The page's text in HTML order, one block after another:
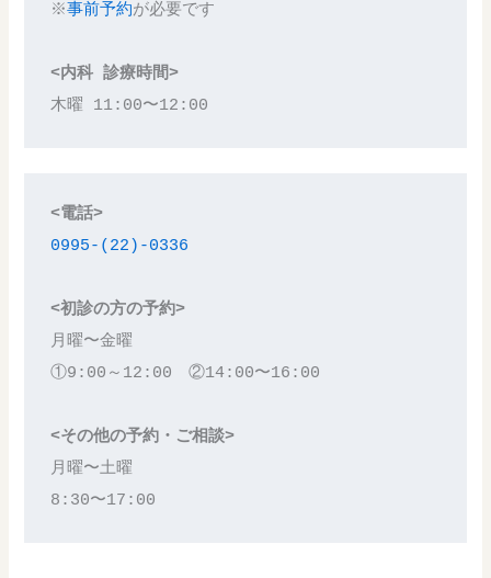
※事前予約が必要です
<内科 診療時間>
木曜 11:00〜12:00
<電話>
0995-(22)-0336
<初診の方の予約>
月曜〜金曜
①9:00～12:00　②14:00〜16:00
<その他の予約・ご相談>
月曜〜土曜
8:30〜17:00